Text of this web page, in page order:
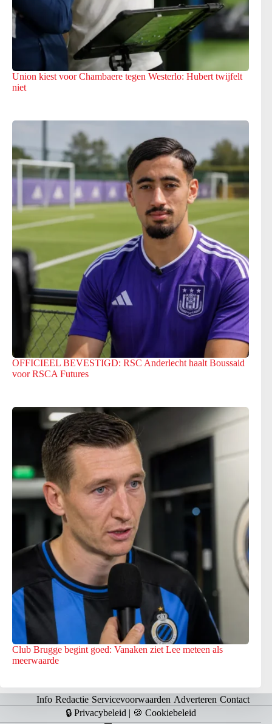
Union kiest voor Chambaere tegen Westerlo: Hubert twijfelt
niet
OFFICIEEL BEVESTIGD: RSC Anderlecht haalt Boussaid
voor RSCA Futures
Club Brugge begint goed: Vanaken ziet Lee meteen als
meerwaarde
Info Redactie Servicevoorwaarden Adverteren Contact
🔒 Privacybeleid | 🍪 Cookiebeleid